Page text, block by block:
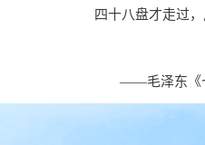
四十八盘才走过
——毛泽东《